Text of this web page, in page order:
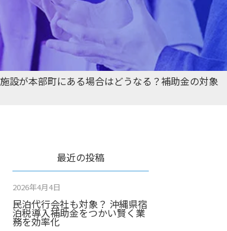
設が本部町にある場合はどうなる？補助金の対象
最近の投稿
民泊代行会社も対象？ 沖縄県宿
泊税導入補助金をつかい賢く業
務を効率化
2026年4月4日